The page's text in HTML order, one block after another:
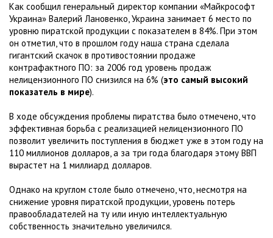
Как сообщил генеральный директор компании «Майкрософт
Украина» Валерий Лановенко, Украина занимает 6 место по
уровню пиратской продукции с показателем в 84%. При этом
он отметил, что в прошлом году наша страна сделала
гигантский скачок в противостоянии продаже
контрафактного ПО: за 2006 год уровень продаж
нелицензионного ПО снизился на 6% (это самый высокий
показатель в мире).
В ходе обсуждения проблемы пиратства было отмечено, что
эффективная борьба с реализацией нелицензионного ПО
позволит увеличить поступления в бюджет уже в этом году на
110 миллионов долларов, а за три года благодаря этому ВВП
вырастет на 1 миллиард долларов.
Однако на круглом столе было отмечено, что, несмотря на
снижение уровня пиратской продукции, уровень потерь
правообладателей на ту или иную интеллектуальную
собственность значительно увеличился.